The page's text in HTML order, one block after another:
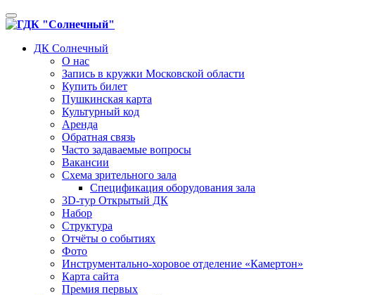
Toggle
navigation
ДК Солнечный
О нас
Запись в кружки Московской области
Купить билет
Пушкинская карта
Культурный код
Аренда
Обратная связь
Часто задаваемые вопросы
Вакансии
Схема зрительного зала
Спецификация оборудования зала
3D-тур Открытый ДК
Набор
Структура
Отчёты о событиях
Фото
Инструментально-хоровое отделение «Камертон»
Карта сайта
Премия первых